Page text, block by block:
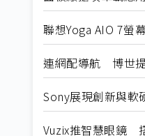
聯想Yoga AIO 7螢
連網配導航 博世
Sony展現創新與
Vuzix推智慧眼鏡